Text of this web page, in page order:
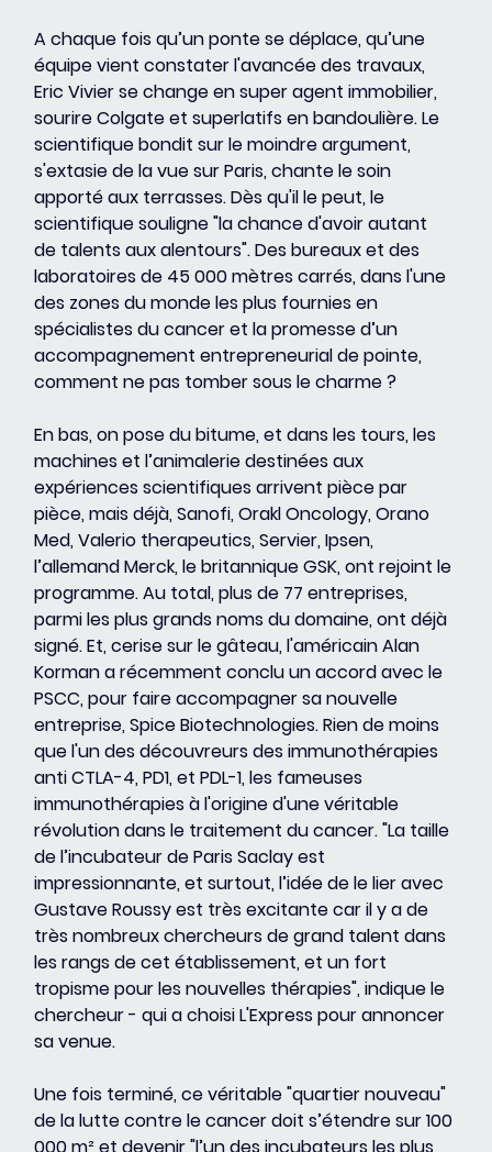
A chaque fois qu’un ponte se déplace, qu’une
équipe vient constater l'avancée des travaux,
Eric Vivier se change en super agent immobilier,
sourire Colgate et superlatifs en bandoulière. Le
scientifique bondit sur le moindre argument,
s'extasie de la vue sur Paris, chante le soin
apporté aux terrasses. Dès qu'il le peut, le
scientifique souligne "la chance d'avoir autant
de talents aux alentours". Des bureaux et des
laboratoires de 45 000 mètres carrés, dans l'une
des zones du monde les plus fournies en
spécialistes du cancer et la promesse d’un
accompagnement entrepreneurial de pointe,
comment ne pas tomber sous le charme ?
En bas, on pose du bitume, et dans les tours, les
machines et l’animalerie destinées aux
expériences scientifiques arrivent pièce par
pièce, mais déjà, Sanofi, Orakl Oncology, Orano
Med, Valerio therapeutics, Servier, Ipsen,
l’allemand Merck, le britannique GSK, ont rejoint le
programme. Au total, plus de 77 entreprises,
parmi les plus grands noms du domaine, ont déjà
signé. Et, cerise sur le gâteau, l'américain Alan
Korman a récemment conclu un accord avec le
PSCC, pour faire accompagner sa nouvelle
entreprise, Spice Biotechnologies. Rien de moins
que l'un des découvreurs des immunothérapies
anti CTLA-4, PD1, et PDL-1, les fameuses
immunothérapies à l'origine d'une véritable
révolution dans le traitement du cancer. "La taille
de l’incubateur de Paris Saclay est
impressionnante, et surtout, l’idée de le lier avec
Gustave Roussy est très excitante car il y a de
très nombreux chercheurs de grand talent dans
les rangs de cet établissement, et un fort
tropisme pour les nouvelles thérapies", indique le
chercheur - qui a choisi L'Express pour annoncer
sa venue.
Une fois terminé, ce véritable "quartier nouveau"
de la lutte contre le cancer doit s’étendre sur 100